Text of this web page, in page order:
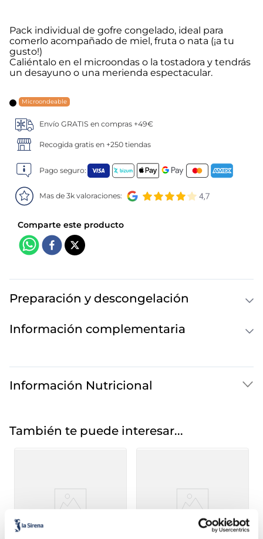
Pack individual de gofre congelado, ideal para
comerlo acompañado de miel, fruta o nata (¡a tu
gusto!)
Caliéntalo en el microondas o la tostadora y tendrás
un desayuno o una merienda espectacular.
Microondeable
Envío GRATIS en compras +49€
Recogida gratis en +250 tiendas
Pago seguro:
Mas de 3k valoraciones:
Preparación y descongelación
Información complementaria
Información Nutricional
También te puede interesar...
5. verduras
6. croquetas
8. gambon
. listísimos
10. pollo